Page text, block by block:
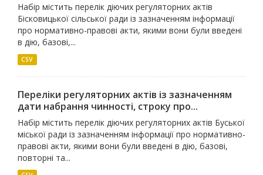
Набір містить перелік діючих регуляторних актів
Бісковицької сільської ради із зазначенням інформації
про нормативно-правові акти, якими вони були введені
в дію, базові,...
CSV
Переліки регуляторних актів із зазначенням
дати набрання чинності, строку про...
Набір містить перелік діючих регуляторних актів Буської
міської ради із зазначенням інформації про нормативно-
правові акти, якими вони були введені в дію, базові,
повторні та...